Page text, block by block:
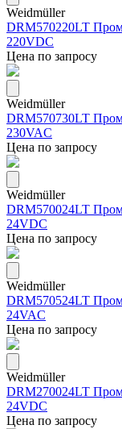
Weidmüller
DRM570220LT
220VDC
Цена по запросу
Weidmüller
DRM570730LT
230VAC
Цена по запросу
Weidmüller
DRM570024LT
24VDC
Цена по запросу
Weidmüller
DRM570524LT
24VAC
Цена по запросу
Weidmüller
DRM270024LT
24VDC
Цена по запросу